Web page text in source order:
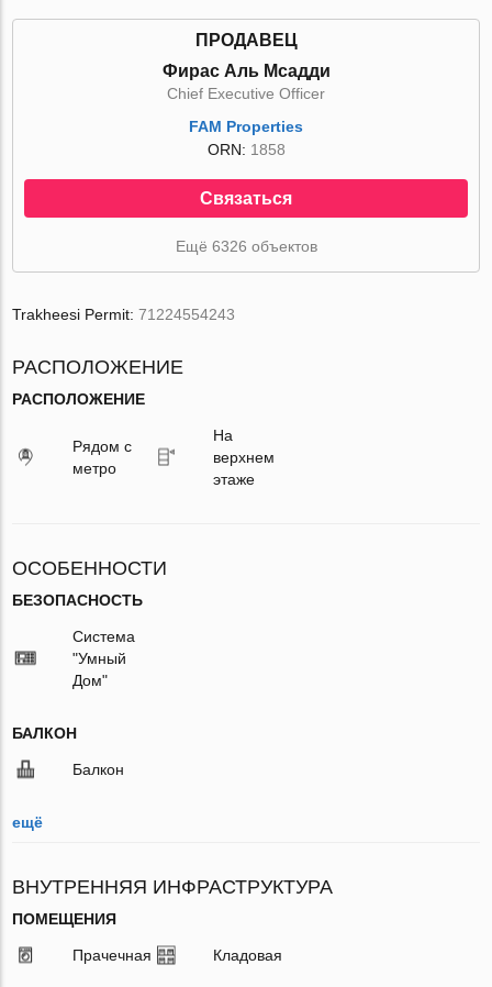
ПРОДАВЕЦ
Фирас Аль Мсадди
Chief Executive Officer
FAM Properties
ORN: 1858
Связаться
Ещё 6326 объектов
Trakheesi Permit:71224554243
РАСПОЛОЖЕНИЕ
РАСПОЛОЖЕНИЕ
Рядом с
метро
На
верхнем
этаже
ОСОБЕННОСТИ
БЕЗОПАСНОСТЬ
Система
"Умный
Дом"
БАЛКОН
Балкон
ещё
ВНУТРЕННЯЯ ИНФРАСТРУКТУРА
ПОМЕЩЕНИЯ
Прачечная Кладовая